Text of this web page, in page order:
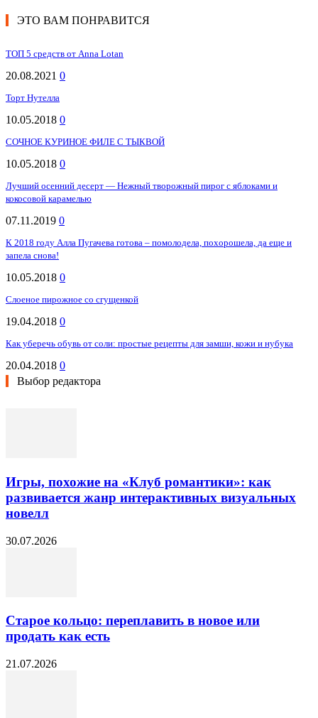
ЭТО ВАМ ПОНРАВИТСЯ
ТОП 5 средств от Anna Lotan
20.08.2021 0
Торт Нутелла
10.05.2018 0
СОЧНОЕ КУРИНОЕ ФИЛЕ С ТЫКВОЙ
10.05.2018 0
Лучший осенний десерт — Нежный творожный пирог с яблоками и
кокосовой карамелью
07.11.2019 0
К 2018 году Алла Пугачева готова – помолодела, похорошела, да еще и
запела снова!
10.05.2018 0
Слоеное пирожное со сгущенкой
19.04.2018 0
Как уберечь обувь от соли: простые рецепты для замши, кожи и нубука
20.04.2018 0
Выбор редактора
Игры, похожие на «Клуб романтики»: как
развивается жанр интерактивных визуальных
новелл
30.07.2026
Старое кольцо: переплавить в новое или
продать как есть
21.07.2026